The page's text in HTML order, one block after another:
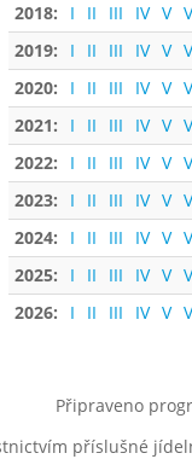
2018:
I II III IV V
2019:
I II III IV V
2020:
I II III IV V
2021:
I II III IV V
2022:
I II III IV V
2023:
I II III IV V
2024:
I II III IV V
2025:
I II III IV V
2026:
I II III IV V
Připraveno
příslušné